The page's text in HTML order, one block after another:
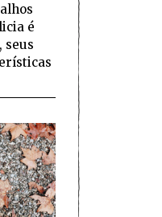
é
seus